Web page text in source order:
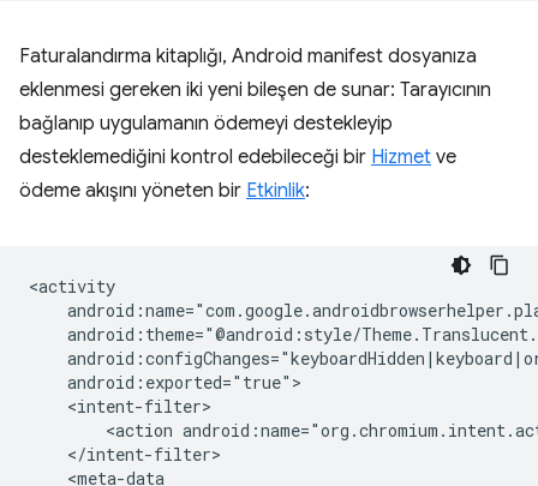
Faturalandırma kitaplığı, Android manifest dosyanıza
eklenmesi gereken iki yeni bileşen de sunar: Tarayıcının
bağlanıp uygulamanın ödemeyi destekleyip
desteklemediğini kontrol edebileceği bir Hizmet ve
ödeme akışını yöneten bir Etkinlik:
<action